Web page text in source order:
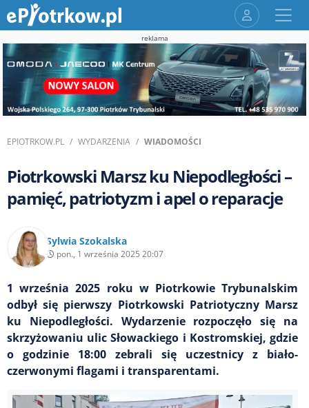
reklama
EPIOTRKOW.PL WYDARZENIA WIADOMOŚCI
Piotrkowski Marsz ku Niepodległości –
pamięć, patriotyzm i apel o reparacje
Sylwia Szokalska
pon., 1 września 2025 20:07
1 września 2025 roku w Piotrkowie Trybunalskim
odbył się pierwszy Piotrkowski Patriotyczny Marsz
ku Niepodległości. Wydarzenie rozpoczęło się na
skrzyżowaniu ulic Słowackiego i Kostromskiej, gdzie
o godzinie 18:00 zebrali się uczestnicy z biało-
czerwonymi flagami i transparentami.